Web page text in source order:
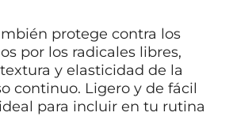
protege contra los
por los radicales libres,
y elasticidad de la
continuo. Ligero y de fácil
para incluir en tu rutina